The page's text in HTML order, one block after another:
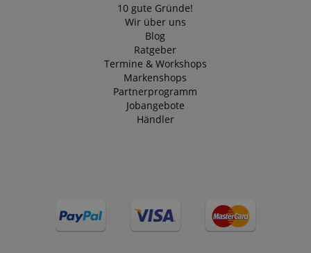
10 gute Gründe!
Wir über uns
Blog
Ratgeber
Termine & Workshops
Markenshops
Partnerprogramm
Jobangebote
Händler